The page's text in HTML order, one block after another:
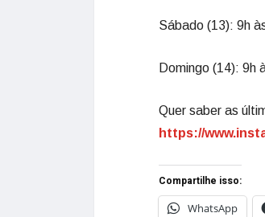
Sábado (13): 9h
Domingo (14): 9h
Quer saber as
https://
Compartilhe isso:
WhatsApp